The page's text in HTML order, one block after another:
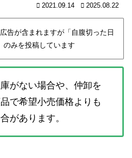
2021.09.14 2025.08.22
告が含まれますが「自腹切った日
のみを投稿しています
がない場合や、仲卸を
で希望小売価格よりも
があります。